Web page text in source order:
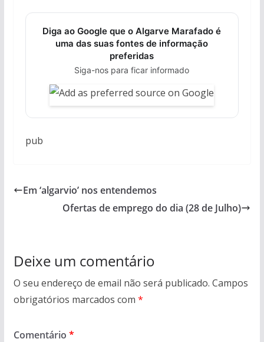
Diga ao Google que o Algarve Marafado é
uma das suas fontes de informação
preferidas
Siga-nos para ficar informado
pub
Em ‘algarvio’ nos entendemos
Ofertas de emprego do dia (28 de Julho)
Deixe um comentário
O seu endereço de email não será publicado. Campos
obrigatórios marcados com *
Comentário *